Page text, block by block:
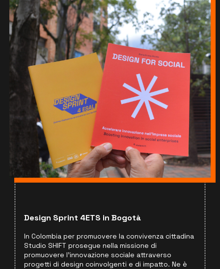
Design Sprint 4ETS in Bogotà
In Colombia per promuovere la convivenza cittadina
Studio SHIFT prosegue nella missione di
promuovere l’innovazione sociale attraverso
progetti di design coinvolgenti e di impatto. Ne è